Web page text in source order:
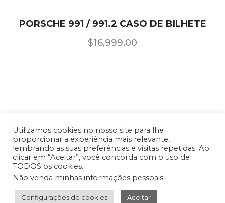
PORSCHE 991 / 991.2 CASO DE BILHETE
$16,999.00
Nossos Produtos /Termos de Uso e
Condições/
Copyright © 2026 TTR CNC USA - Todos os
direitos reservados. Site desenvolvido por
Utilizamos cookies no nosso site para lhe
proporcionar a experiência mais relevante,
lembrando as suas preferências e visitas repetidas. Ao
clicar em “Aceitar”, você concorda com o uso de
TODOS os cookies.
Não venda minhas informações pessoais.
Configurações de cookies Aceitar